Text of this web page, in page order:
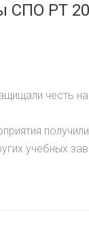
СПО РТ
честь
учебных